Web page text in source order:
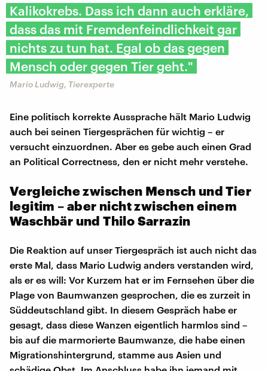
Kalikokrebs. Dass ich dann auch erkläre,
dass das mit Fremdenfeindlichkeit gar
nichts zu tun hat. Egal ob das gegen
Mensch oder gegen Tier geht."
Mario Ludwig, Tierexperte
Eine politisch korrekte Aussprache hält Mario Ludwig
auch bei seinen Tiergesprächen für wichtig – er
versucht einzuordnen. Aber es gebe auch einen Grad
an Political Correctness, den er nicht mehr verstehe.
Vergleiche zwischen Mensch und Tier
legitim – aber nicht zwischen einem
Waschbär und Thilo Sarrazin
Die Reaktion auf unser Tiergespräch ist auch nicht das
erste Mal, dass Mario Ludwig anders verstanden wird,
als er es will: Vor Kurzem hat er im Fernsehen über die
Plage von Baumwanzen gesprochen, die es zurzeit in
Süddeutschland gibt. In diesem Gespräch habe er
gesagt, dass diese Wanzen eigentlich harmlos sind –
bis auf die marmorierte Baumwanze, die habe einen
Migrationshintergrund, stamme aus Asien und